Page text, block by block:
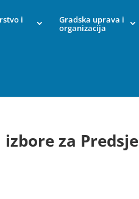
i Gradska uprava i
organizacija
za